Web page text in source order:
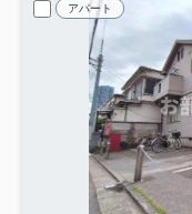
アパート